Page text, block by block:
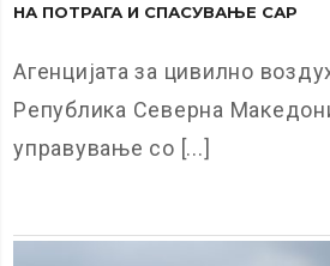
НА ПОТРАГА И СПАСУВАЊЕ САР
Агенцијата за цивилно
Република Северна
управување со [...]